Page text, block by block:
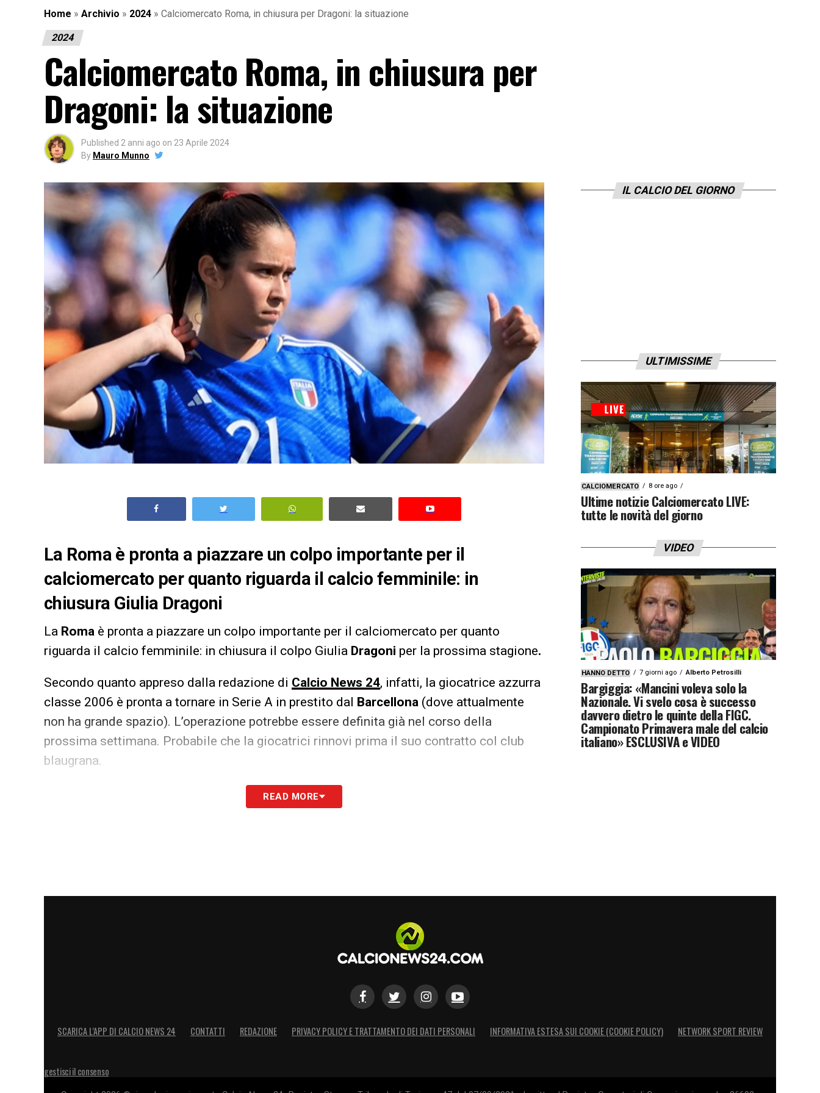
Home » Archivio » 2024 » Calciomercato Roma, in chiusura per Dragoni: la situazione
2024
Calciomercato Roma, in chiusura per
Dragoni: la situazione
Published 2 anni ago on 23 Aprile 2024
By Mauro Munno
La Roma è pronta a piazzare un colpo importante per il
calciomercato per quanto riguarda il calcio femminile: in
chiusura Giulia Dragoni
La Roma è pronta a piazzare un colpo importante per il calciomercato per quanto
riguarda il calcio femminile: in chiusura il colpo Giulia Dragoni per la prossima stagione.
Secondo quanto appreso dalla redazione di Calcio News 24, infatti, la giocatrice azzurra
classe 2006 è pronta a tornare in Serie A in prestito dal Barcellona (dove attualmente
non ha grande spazio). L’operazione potrebbe essere definita già nel corso della
prossima settimana. Probabile che la giocatrici rinnovi prima il suo contratto col club
blaugrana.
LA PLAYLIST DELLE NOSTRE TOP NEWSREAD MORE
IL CALCIO DEL GIORNO
ULTIMISSIME
CALCIOMERCATO 8 ore ago
Ultime notizie Calciomercato LIVE:
tutte le novità del giorno
VIDEO
HANNO DETTO 7 giorni ago Alberto Petrosilli
Bargiggia: «Mancini voleva solo la
Nazionale. Vi svelo cosa è successo
davvero dietro le quinte della FIGC.
Campionato Primavera male del calcio
italiano» ESCLUSIVA e VIDEO
SCARICA L’APP DI CALCIO NEWS 24 CONTATTI REDAZIONE PRIVACY POLICY E TRATTAMENTO DEI DATI PERSONALI INFORMATIVA ESTESA SUI COOKIE (COOKIE POLICY) NETWORK SPORT REVIEW
gestisci il consenso